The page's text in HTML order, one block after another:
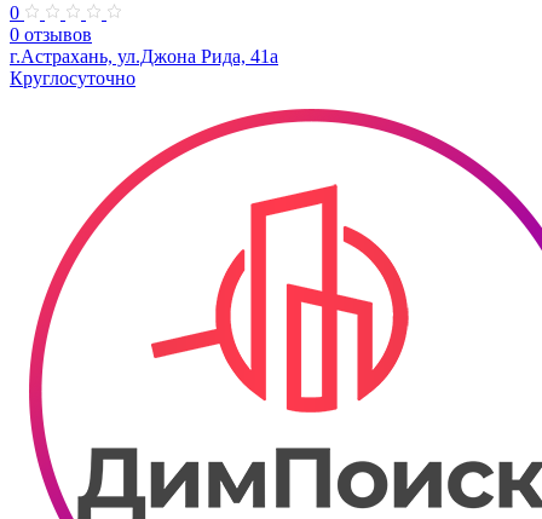
0
0 отзывов
г.Астрахань, ул.Джона Рида, 41а
Круглосуточно